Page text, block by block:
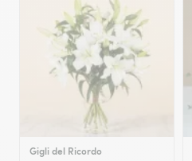
Gigli del Ricordo